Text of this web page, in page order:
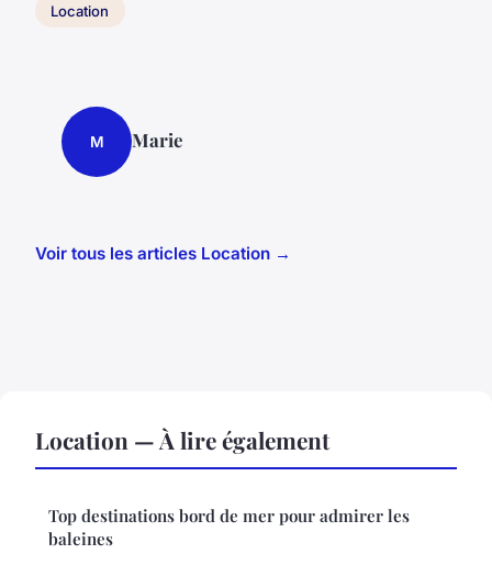
Location
M Marie
Voir tous les articles Location →
Location — À lire également
Top destinations bord de mer pour admirer les
baleines